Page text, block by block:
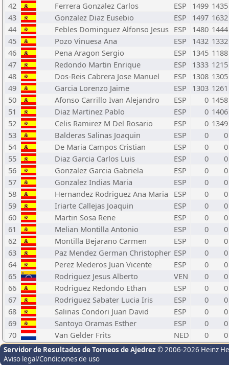
42
Ferrera Gonzalez Carlos ESP 1499 1435
43
Gonzalez Diaz Eusebio ESP 1497 1632
44
Febles Dominguez Alfonso Jesus ESP 1480 1444
45
Pozo Vinuesa Ana ESP 1432 1332
46
Pena Aragon Sergio ESP 1345 1188
47
Redondo Martin Enrique ESP 1333 1215
48
Dos-Reis Cabrera Jose Manuel ESP 1308 1305
49
Garcia Lorenzo Jaime ESP 1303 1261
50
Afonso Carrillo Ivan Alejandro ESP 0 1458
51
Diaz Martinez Pablo ESP 0 1406
52
Celis Ramirez M Del Rosario ESP 0 1349
53
Balderas Salinas Joaquin ESP 0
0
54
De Maria Campos Cristian ESP 0
0
55
Diaz Garcia Carlos Luis ESP 0
0
56
Gonzalez Garcia Gabriela ESP 0
0
57
Gonzalez Indias Maria ESP 0
0
58
Hernandez Rodriguez Ana Maria ESP 0
0
59
Iriarte Callejas Joaquin ESP 0
0
60
Martin Sosa Rene ESP 0
0
61
Melian Montilla Antonio ESP 0
0
62
Montilla Bejarano Carmen ESP 0
0
63
Paz Mendez German Christopher ESP 0
0
64
Perez Mederos Juan Vicente ESP 0
0
65
Rodriguez Jesus Alberto VEN 0
0
66
Rodriguez Redondo Ethan ESP 0
0
67
Rodriguez Sabater Lucia Iris ESP 0
0
68
Salinas Condori Juan David ESP 0
0
69
Santoyo Oramas Esther ESP 0
0
70
Van Gelder Frits NED 0 0
Servidor de Resultados de Torneos de Ajedrez © 2006-2026 Heinz
Aviso legal/Condiciones de uso